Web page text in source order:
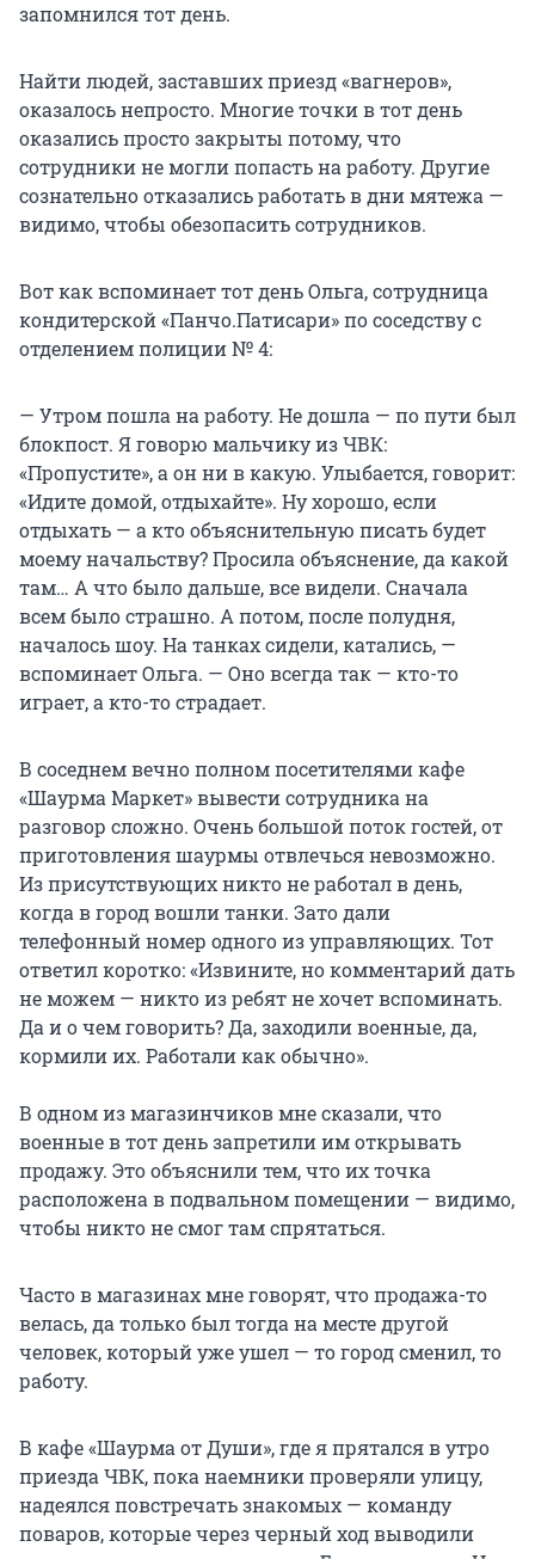
запомнился тот день.
Найти людей, заставших приезд «вагнеров»,
оказалось непросто. Многие точки в тот день
оказались просто закрыты потому, что
сотрудники не могли попасть на работу. Другие
сознательно отказались работать в дни мятежа —
видимо, чтобы обезопасить сотрудников.
Вот как вспоминает тот день Ольга, сотрудница
кондитерской «Панчо.Патисари» по соседству с
отделением полиции № 4:
— Утром пошла на работу. Не дошла — по пути был
блокпост. Я говорю мальчику из ЧВК:
«Пропустите», а он ни в какую. Улыбается, говорит:
«Идите домой, отдыхайте». Ну хорошо, если
отдыхать — а кто объяснительную писать будет
моему начальству? Просила объяснение, да какой
там… А что было дальше, все видели. Сначала
всем было страшно. А потом, после полудня,
началось шоу. На танках сидели, катались, —
вспоминает Ольга. — Оно всегда так — кто-то
играет, а кто-то страдает.
В соседнем вечно полном посетителями кафе
«Шаурма Маркет» вывести сотрудника на
разговор сложно. Очень большой поток гостей, от
приготовления шаурмы отвлечься невозможно.
Из присутствующих никто не работал в день,
когда в город вошли танки. Зато дали
телефонный номер одного из управляющих. Тот
ответил коротко: «Извините, но комментарий дать
не можем — никто из ребят не хочет вспоминать.
Да и о чем говорить? Да, заходили военные, да,
кормили их. Работали как обычно».
В одном из магазинчиков мне сказали, что
военные в тот день запретили им открывать
продажу. Это объяснили тем, что их точка
расположена в подвальном помещении — видимо,
чтобы никто не смог там спрятаться.
Часто в магазинах мне говорят, что продажа-то
велась, да только был тогда на месте другой
человек, который уже ушел — то город сменил, то
работу.
В кафе «Шаурма от Души», где я прятался в утро
приезда ЧВК, пока наемники проверяли улицу,
надеялся повстречать знакомых — команду
поваров, которые через черный ход выводили